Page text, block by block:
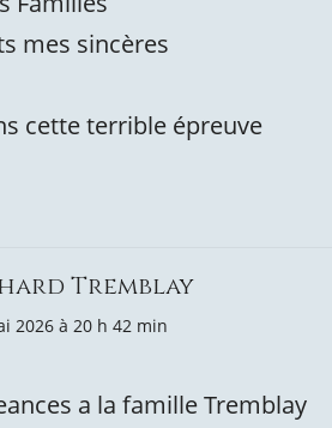
mes sincères
cette terrible épreuve
Tremblay
2026 à 20 h 42 min
a la famille Tremblay